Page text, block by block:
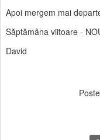
Apoi mergem mai
Săptămâna viitoare -
David